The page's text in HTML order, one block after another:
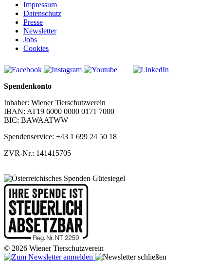
Impressum
Datenschutz
Presse
Newsletter
Jobs
Cookies
Spendenkonto
Inhaber: Wiener Tierschutzverein
IBAN: AT19 6000 0000 0171 7000
BIC: BAWAATWW
Spendenservice: +43 1 699 24 50 18
ZVR-Nr.: 141415705
© 2026 Wiener Tierschutzverein